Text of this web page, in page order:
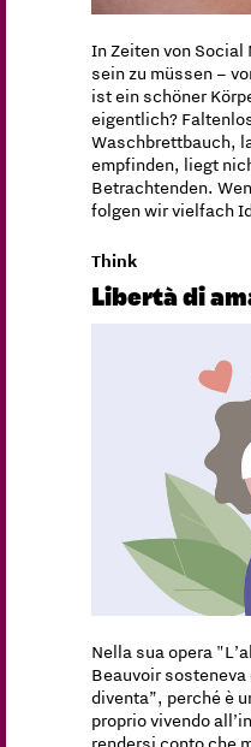
In Zeiten von
sein zu müssen –
ist ein schöner
eigentlich?
Waschbrettbauch,
empfinden, liegt
Betrachtenden.
folgen wir vielfach
Think
Libertà di
Nella sua opera
Beauvoir
diventa”, perché è
proprio vivendo